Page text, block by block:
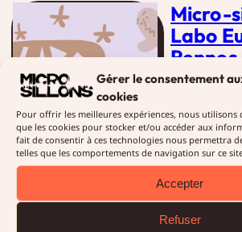
Gérer le consentement
cookies
Pour offrir les meilleures expériences, nous utilisons
que les cookies pour stocker et/ou accéder aux
fait de consentir à ces technologies nous permettra
telles que les comportements de navigation sur ce
Accepter
Refuser
Micro-
Labo
Rennes,
19 janvier
Micro-
rencontres
de
2017, en
projets «
« Europe sur